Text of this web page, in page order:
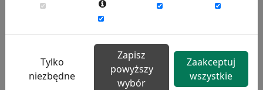
Badanie wskaźnikiHR 2026
Zmierz 59 wskaźników efektywności
personalnej, w tym absencję, fluktuację i
Tylko
niezbędne
Zapisz
powyższy
wybór
Zaakceptuj
wszystkie